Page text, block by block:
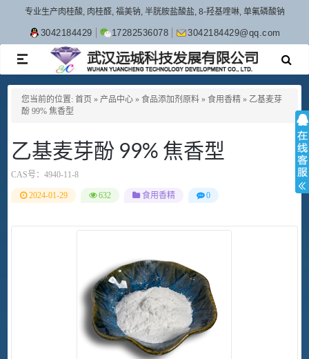
专业生产肉桂酸, 肉桂醛, 福美钠, 半胱胺盐酸盐, 8-羟基喹啉, 单氟磷酸钠
3042184429 17282536078 3042184429@qq.com
TOGGLE
NAVIGATION
您当前的位置: 首页 » 产品中心 » 食品添加剂原料 » 食用香精 » 乙基麦芽
酚 99% 焦香型
乙基麦芽酚 99% 焦香型
CAS号： 4940-11-8
2024-01-29 632 食用香精 0